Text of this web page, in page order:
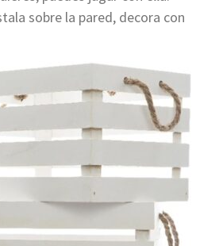
sobre la pared, decora con